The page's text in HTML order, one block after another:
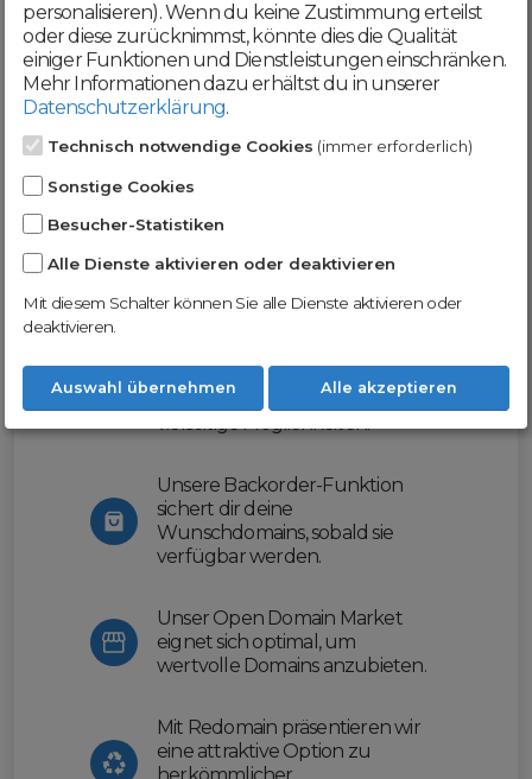
Werde jetzt Teil der
DomainCatcher-
Community!
Nutze unsere Erfahrung und profitiere
erleichtern wir dir den
Domainhandel und bieten dir
vielseitige Möglichkeiten.
Unsere Backorder-Funktion
sichert dir deine
Wunschdomains, sobald sie
verfügbar werden.
Unser Open Domain Market
eignet sich optimal, um
wertvolle Domains anzubieten.
Mit Redomain präsentieren wir
eine attraktive Option zu
personalisieren). Wenn du keine Zustimmung erteilst
oder diese zurücknimmst, könnte dies die Qualität
einiger Funktionen und Dienstleistungen einschränken.
Mehr Informationen dazu erhältst du in unserer
Datenschutzerklärung.
Technisch notwendige Cookies (immer erforderlich)
Sonstige Cookies
Besucher-Statistiken
Alle Dienste aktivieren oder deaktivieren
Mit diesem Schalter können Sie alle Dienste aktivieren oder
deaktivieren.
Auswahl übernehmen Alle akzeptieren